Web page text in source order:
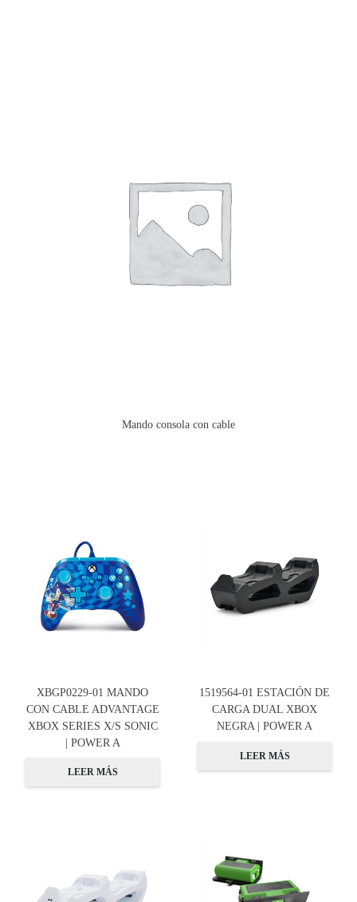
Mando consola con cable
XBGP0229-01 MANDO
CON CABLE ADVANTAGE
XBOX SERIES X/S SONIC
| POWER A
LEER MÁS
1519564-01 ESTACIÓN DE
CARGA DUAL XBOX
NEGRA | POWER A
LEER MÁS